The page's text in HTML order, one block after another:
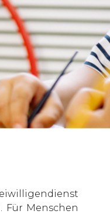
Für Menschen